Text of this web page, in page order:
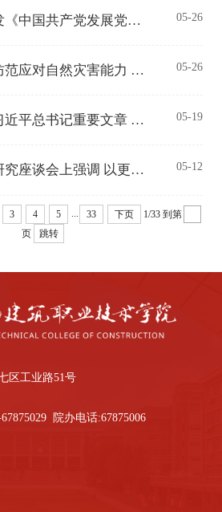
中共中央办公厅印发《中国共产党发展党员工作细则》 05-26
习近平：着力提高防范应对自然灾害能力 切实维护人民群众生命财产安全 05-26
《求是》杂志发表习近平总书记重要文章 做强做优做大实体经济 05-19
习近平在加强基础研究座谈会上强调 以更大力度更实举措加强基础研究 进一步打牢科技强国建设根基 05-12
3 4 5 ... 33 下页 1/33 到第
页
跳转
区工业路51号
院办电话:67875006